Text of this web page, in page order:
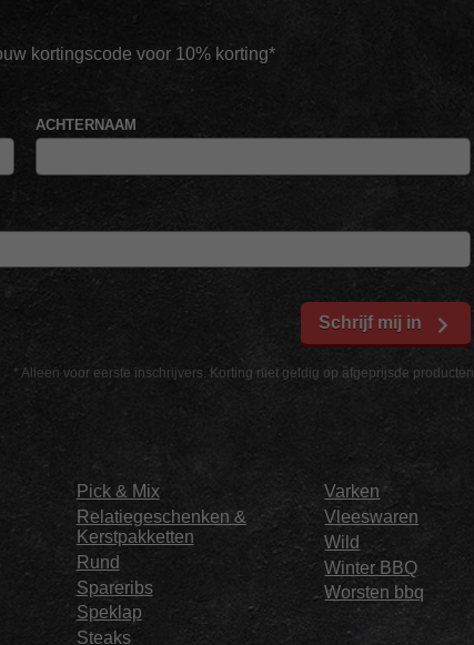
kortingscode voor 10% korting*
* Alleen voor eerste inschrijvers. Korting niet geldig op afgeprijsde producten
ACHTERNAAM
Schrijf mij in
Pick & Mix
Relatiegeschenken &
Kerstpakketten
Rund
Spareribs
Speklap
Steaks
Varken
Vleeswaren
Wild
Winter BBQ
Worsten bbq